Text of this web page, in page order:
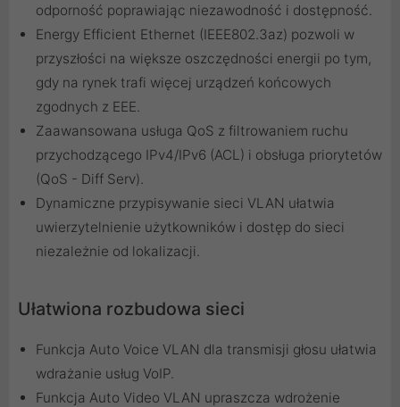
odporność poprawiając niezawodność i dostępność.
Energy Efficient Ethernet (IEEE802.3az) pozwoli w
przyszłości na większe oszczędności energii po tym,
gdy na rynek trafi więcej urządzeń końcowych
zgodnych z EEE.
Zaawansowana usługa QoS z filtrowaniem ruchu
przychodzącego IPv4/IPv6 (ACL) i obsługa priorytetów
(QoS - Diff Serv).
Dynamiczne przypisywanie sieci VLAN ułatwia
uwierzytelnienie użytkowników i dostęp do sieci
niezależnie od lokalizacji.
Ułatwiona rozbudowa sieci
Funkcja Auto Voice VLAN dla transmisji głosu ułatwia
wdrażanie usług VoIP.
Funkcja Auto Video VLAN upraszcza wdrożenie